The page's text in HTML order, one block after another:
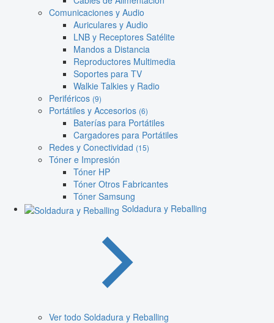
Comunicaciones y Audio
Auriculares y Audio
LNB y Receptores Satélite
Mandos a Distancia
Reproductores Multimedia
Soportes para TV
Walkie Talkies y Radio
Periféricos (9)
Portátiles y Accesorios (6)
Baterías para Portátiles
Cargadores para Portátiles
Redes y Conectividad (15)
Tóner e Impresión
Tóner HP
Tóner Otros Fabricantes
Tóner Samsung
Soldadura y Reballing
Ver todo Soldadura y Reballing